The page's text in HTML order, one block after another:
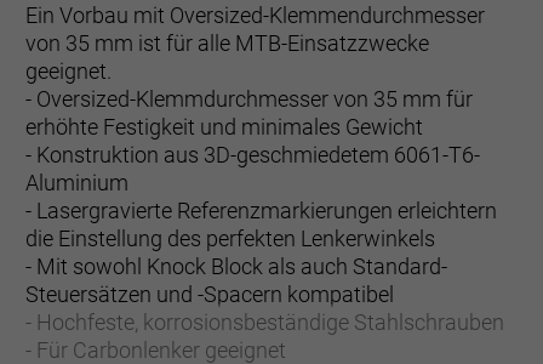
Ein Vorbau mit Oversized-Klemmendurchmesser
von 35 mm ist für alle MTB-Einsatzzwecke
geeignet.
- Oversized-Klemmdurchmesser von 35 mm für
erhöhte Festigkeit und minimales Gewicht
- Konstruktion aus 3D-geschmiedetem 6061-T6-
Aluminium
- Lasergravierte Referenzmarkierungen erleichtern
die Einstellung des perfekten Lenkerwinkels
- Mit sowohl Knock Block als auch Standard-
Steuersätzen und -Spacern kompatibel
- Hochfeste, korrosionsbeständige Stahlschrauben
- Für Carbonlenker geeignet